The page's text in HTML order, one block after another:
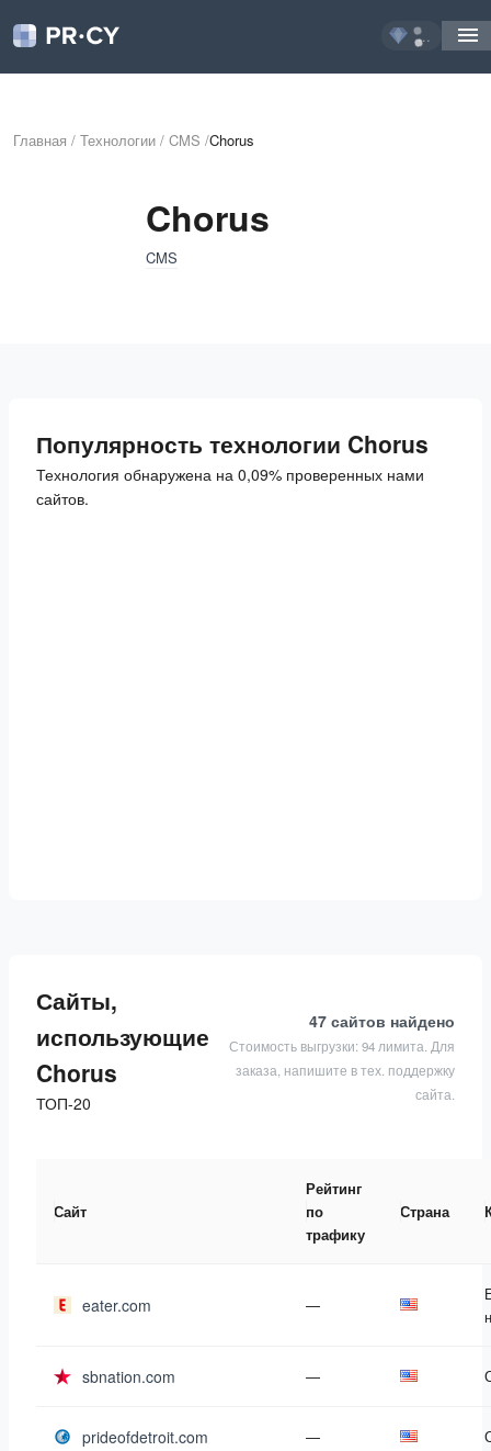
...
Главная / Технологии / CMS /Chorus
Chorus
CMS
Популярность технологии Chorus
Технология обнаружена на 0,09% проверенных нами
сайтов.
Сайты,
использующие
Chorus
ТОП-20
47 сайтов найдено
Стоимость выгрузки: 94 лимита. Для
заказа, напишите в тех. поддержку
сайта.
Сайт
Рейтинг
по
трафику
Страна
eater.com —
sbnation.com —
prideofdetroit.com —